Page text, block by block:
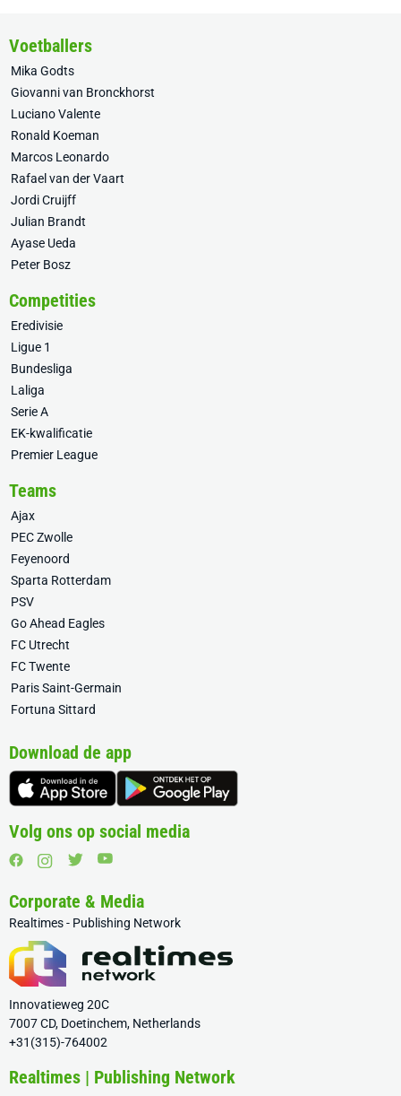
Voetballers
Mika Godts
Giovanni van Bronckhorst
Luciano Valente
Ronald Koeman
Marcos Leonardo
Rafael van der Vaart
Jordi Cruijff
Julian Brandt
Ayase Ueda
Peter Bosz
Competities
Eredivisie
Ligue 1
Bundesliga
Laliga
Serie A
EK-kwalificatie
Premier League
Teams
Ajax
PEC Zwolle
Feyenoord
Sparta Rotterdam
PSV
Go Ahead Eagles
FC Utrecht
FC Twente
Paris Saint-Germain
Fortuna Sittard
Download de app
Volg ons op social media
Corporate & Media
Realtimes - Publishing Network
Innovatieweg 20C
7007 CD, Doetinchem, Netherlands
+31(315)-764002
Realtimes | Publishing Network